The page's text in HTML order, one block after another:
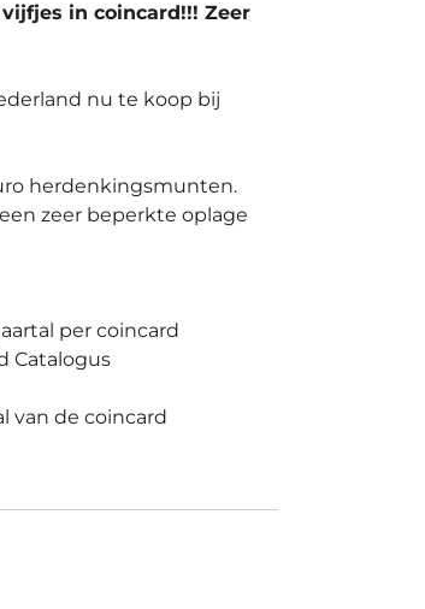
in coincard!!! Zeer
nu te koop bij
herdenkingsmunten.
zeer beperkte oplage
per coincard
Catalogus
van de coincard